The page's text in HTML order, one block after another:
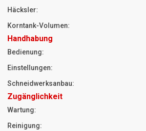
Häcksler:
Korntank-Volumen:
Handhabung
Bedienung:
Einstellungen:
Schneidwerksanbau:
Zugänglichkeit
Wartung:
Reinigung: